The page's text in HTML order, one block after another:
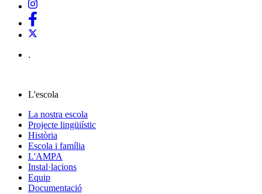
.
L'escola
La nostra escola
Projecte lingüiístic
Història
Escola i família
L'AMPA
Instal·lacions
Equip
Documentació